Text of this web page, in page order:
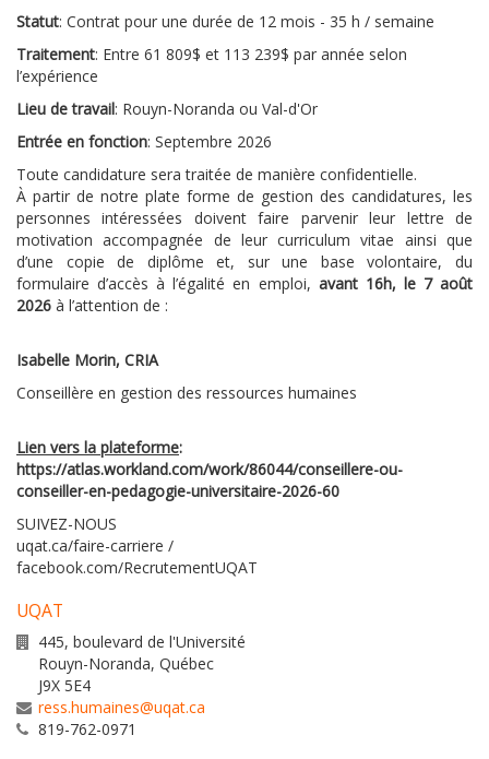
Statut: Contrat pour une durée de 12 mois - 35 h / semaine
Traitement: Entre 61 809$ et 113 239$ par année selon
l’expérience
Lieu de travail: Rouyn-Noranda ou Val-d'Or
Entrée en fonction: Septembre 2026
Toute candidature sera traitée de manière confidentielle.
À partir de notre plate forme de gestion des candidatures, les
personnes intéressées doivent faire parvenir leur lettre de
motivation accompagnée de leur curriculum vitae ainsi que
d’une copie de diplôme et, sur une base volontaire, du
formulaire d’accès à l’égalité en emploi, avant 16h, le 7 août
2026 à l’attention de :
Isabelle Morin, CRIA
Conseillère en gestion des ressources humaines
Lien vers la plateforme:
https://atlas.workland.com/work/86044/conseillere-ou-
conseiller-en-pedagogie-universitaire-2026-60
SUIVEZ-NOUS
uqat.ca/faire-carriere /
facebook.com/RecrutementUQAT
UQAT
445, boulevard de l'Université
Rouyn-Noranda, Québec
J9X 5E4
ress.humaines@uqat.ca
819-762-0971